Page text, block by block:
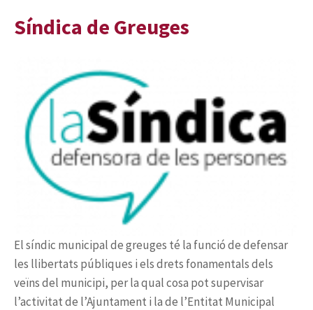
El síndic municipal de greuges té la funció de defensar
les llibertats públiques i els drets fonamentals dels
veïns del municipi, per la qual cosa pot supervisar
l’activitat de l’Ajuntament i la de l’Entitat Municipal